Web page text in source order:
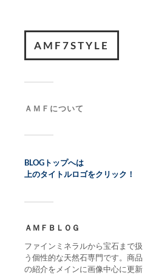
AMF7STYLE
ＡＭＦについて
BLOGトップへは
上のタイトルロゴをクリック！
ＡＭＦＢＬＯＧ
ファインミネラルから宝石まで扱
う個性的な天然石専門です。商品
の紹介をメインに画像中心に更新